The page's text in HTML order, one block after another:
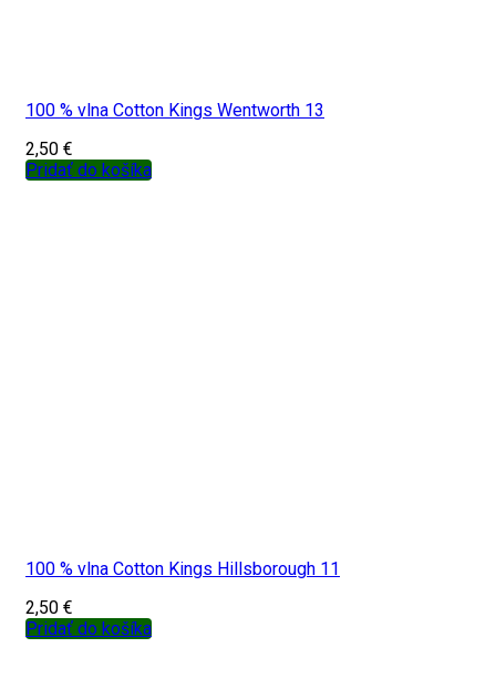
100 % vlna Cotton Kings Wentworth 13
2,50 €
Pridať do košíka
100 % vlna Cotton Kings Hillsborough 11
2,50 €
Pridať do košíka